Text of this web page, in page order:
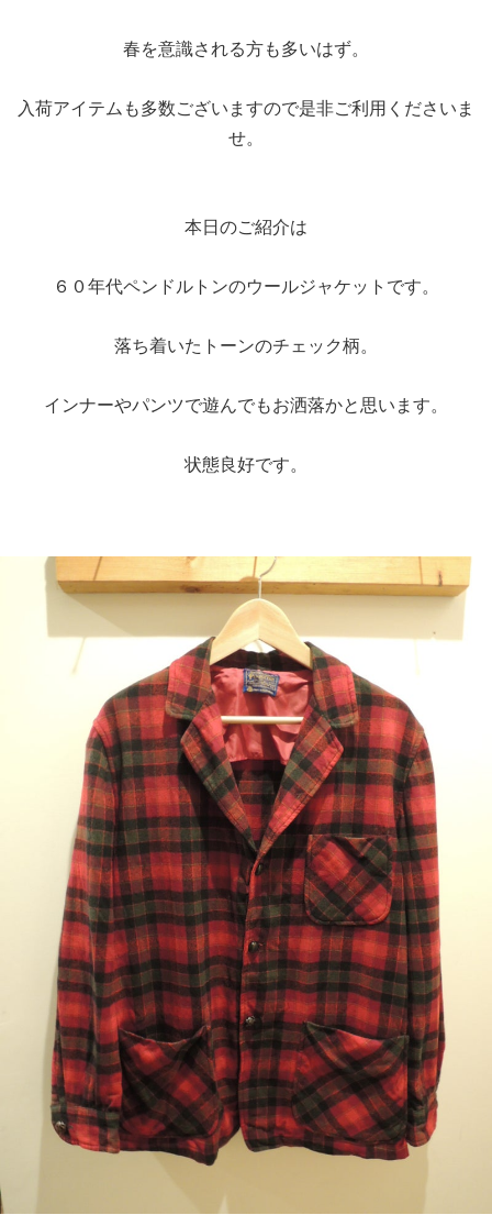
春を意識される方も多いはず。
入荷アイテムも多数ございますので是非ご利用くださいま
せ。
本日のご紹介は
６０年代ペンドルトンのウールジャケットです。
落ち着いたトーンのチェック柄。
インナーやパンツで遊んでもお洒落かと思います。
状態良好です。